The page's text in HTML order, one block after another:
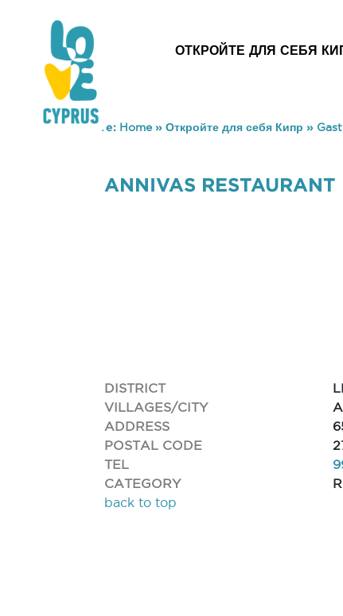
ОТКРОЙТЕ ДЛЯ СЕБЯ
You are here: Home» Откройте для себя Кипр »
ANNIVAS RESTAURANT
DISTRICT
VILLAGES/CITY
ADDRESS
POSTAL CODE
TEL
CATEGORY
back to top